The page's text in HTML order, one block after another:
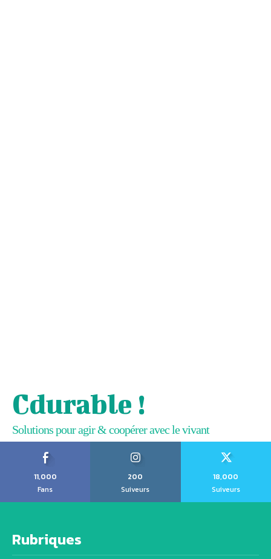
Cdurable !
Solutions pour agir & coopérer avec le vivant
11,000
Fans
200
Suiveurs
18,000
Suiveurs
Rubriques